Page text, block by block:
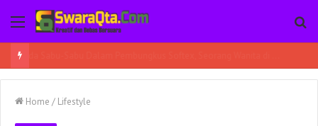
Menu
Home / Lifestyle